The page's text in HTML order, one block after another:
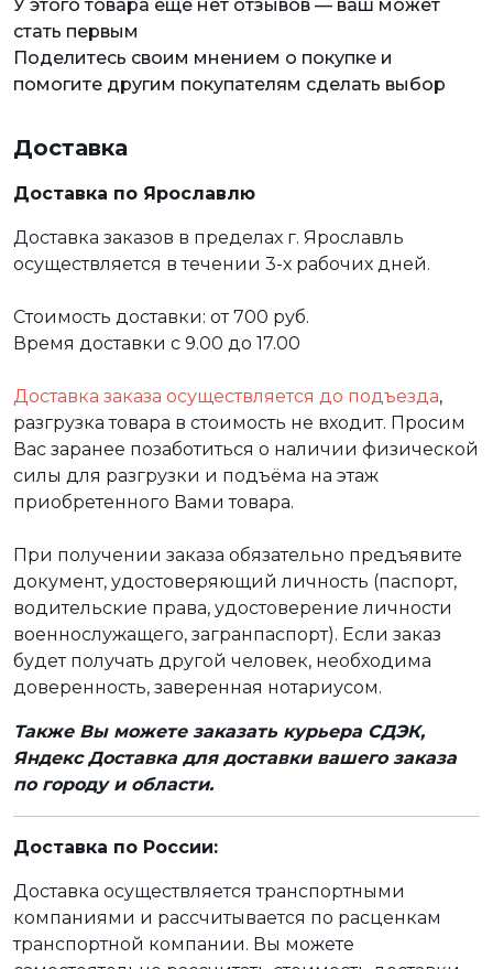
У этого товара еще нет отзывов — ваш может
стать первым
Поделитесь своим мнением о покупке и
помогите другим покупателям сделать выбор
Доставка
Доставка по Ярославлю
Доставка заказов в пределах г. Ярославль
осуществляется в течении 3-х рабочих дней.
Стоимость доставки: от 700 руб.
Время доставки с 9.00 до 17.00
Доставка заказа осуществляется до подъезда,
разгрузка товара в стоимость не входит. Просим
Вас заранее позаботиться о наличии физической
силы для разгрузки и подъёма на этаж
приобретенного Вами товара.
При получении заказа обязательно предъявите
документ, удостоверяющий личность (паспорт,
водительские права, удостоверение личности
военнослужащего, загранпаспорт). Если заказ
будет получать другой человек, необходима
доверенность, заверенная нотариусом.
Также Вы можете заказать курьера СДЭК,
Яндекс Доставка для доставки вашего заказа
по городу и области.
Доставка по России:
Доставка осуществляется транспортными
компаниями и рассчитывается по расценкам
транспортной компании. Вы можете